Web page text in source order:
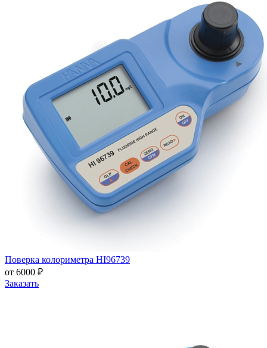
Поверка колориметра HI96739
от 6000 ₽
Заказать